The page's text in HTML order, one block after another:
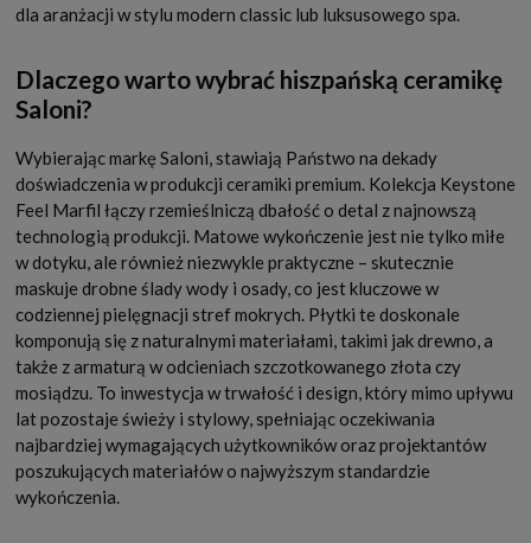
dla aranżacji w stylu modern classic lub luksusowego spa.
Dlaczego warto wybrać hiszpańską ceramikę
Saloni?
Wybierając markę Saloni, stawiają Państwo na dekady
doświadczenia w produkcji ceramiki premium. Kolekcja Keystone
Feel Marfil łączy rzemieślniczą dbałość o detal z najnowszą
technologią produkcji. Matowe wykończenie jest nie tylko miłe
w dotyku, ale również niezwykle praktyczne – skutecznie
maskuje drobne ślady wody i osady, co jest kluczowe w
codziennej pielęgnacji stref mokrych. Płytki te doskonale
komponują się z naturalnymi materiałami, takimi jak drewno, a
także z armaturą w odcieniach szczotkowanego złota czy
mosiądzu. To inwestycja w trwałość i design, który mimo upływu
lat pozostaje świeży i stylowy, spełniając oczekiwania
najbardziej wymagających użytkowników oraz projektantów
poszukujących materiałów o najwyższym standardzie
wykończenia.